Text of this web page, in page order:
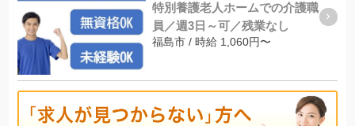
特別養護老人ホームでの介護職
員／週3日～可／残業なし
福島市 / 時給 1,060円〜